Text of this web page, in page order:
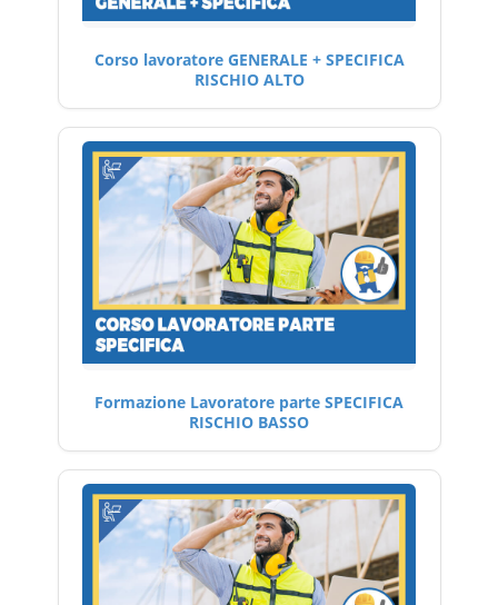
Corso lavoratore GENERALE + SPECIFICA
RISCHIO ALTO
Formazione Lavoratore parte SPECIFICA
RISCHIO BASSO